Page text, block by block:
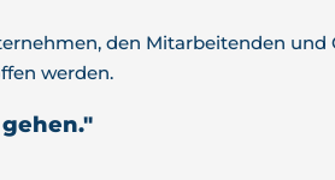
den Mitarbeitenden und
werden.